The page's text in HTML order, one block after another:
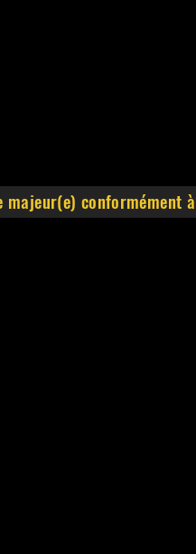
conformément